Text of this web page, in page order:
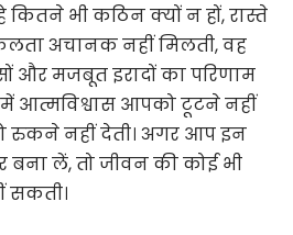
कितने भी कठिन क्यों न हों, रास्ते
अचानक नहीं मिलती, वह
और मजबूत इरादों का परिणाम
आत्मविश्वास आपको टूटने नहीं
नहीं देती। अगर आप इन
बना लें, तो जीवन की कोई भी
सकती।